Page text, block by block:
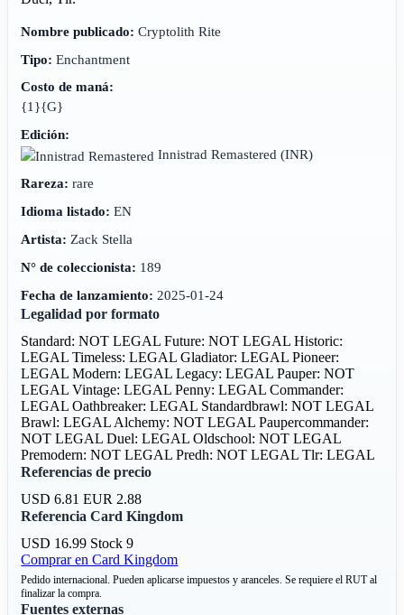
Nombre publicado: Cryptolith Rite
Tipo: Enchantment
Costo de maná:
{1}{G}
Edición:
Innistrad Remastered(INR)
Rareza: rare
Idioma listado: EN
Artista: Zack Stella
N° de coleccionista: 189
Fecha de lanzamiento: 2025-01-24
Legalidad por formato
Standard: NOT LEGALFuture: NOT LEGALHistoric:
LEGALTimeless: LEGALGladiator: LEGALPioneer:
LEGALModern: LEGALLegacy: LEGALPauper: NOT
LEGALVintage: LEGALPenny: LEGALCommander:
LEGALOathbreaker: LEGAL Standardbrawl: NOT LEGAL
Brawl: LEGAL Alchemy: NOT LEGALPaupercommander:
NOT LEGALDuel: LEGALOldschool: NOT LEGAL
Premodern: NOT LEGALPredh: NOT LEGALTlr: LEGAL
Referencias de precio
USD 6.81EUR 2.88
Referencia Card Kingdom
USD 16.99 Stock 9
Comprar en Card Kingdom
Pedido internacional. Pueden aplicarse impuestos y aranceles. Se requiere el RUT al
finalizar la compra.
Fuentes externas